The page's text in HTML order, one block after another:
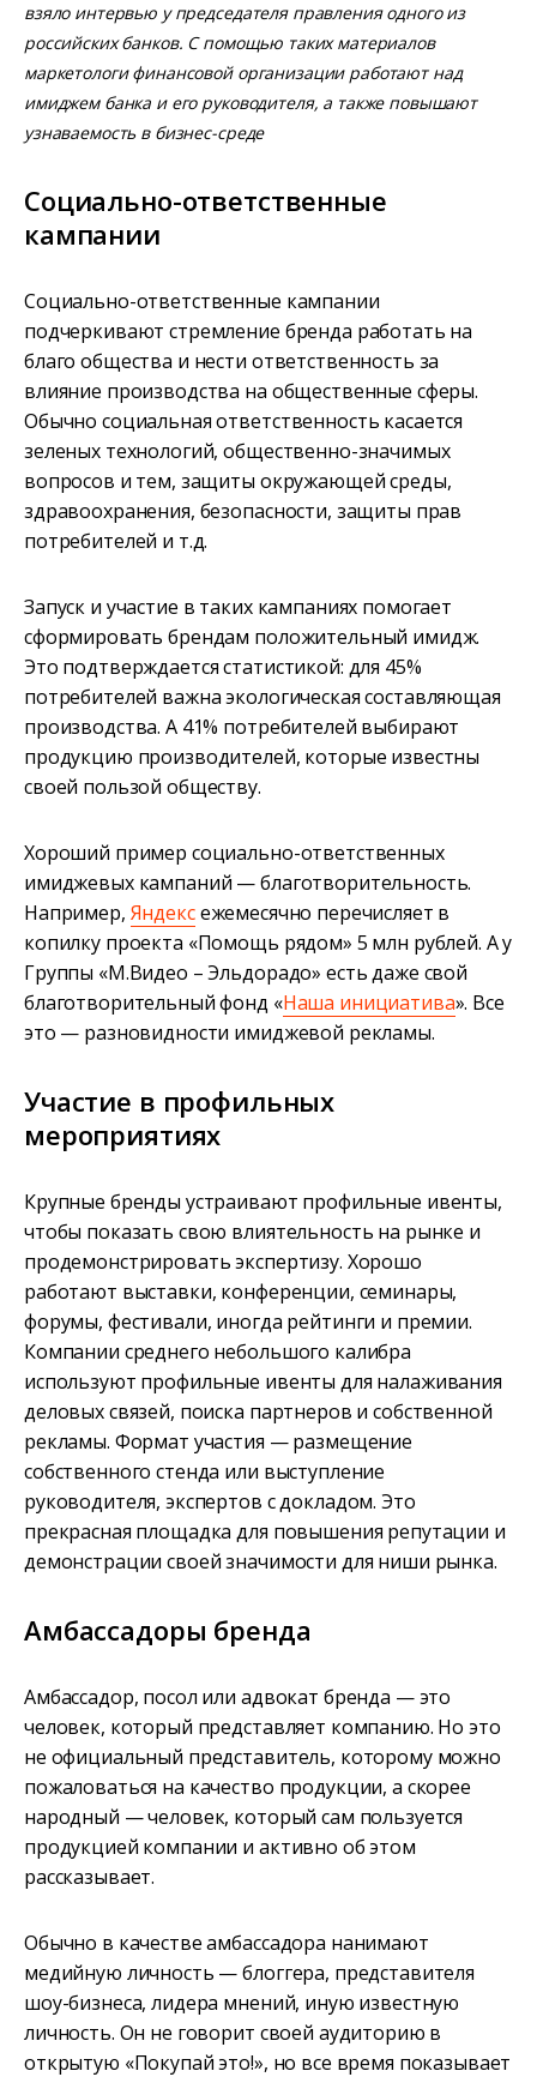
взяло интервью у председателя правления одного из
российских банков. С помощью таких материалов
маркетологи финансовой организации работают над
имиджем банка и его руководителя, а также повышают
узнаваемость в бизнес-среде
Социально-ответственные
кампании
Социально-ответственные кампании
подчеркивают стремление бренда работать на
благо общества и нести ответственность за
влияние производства на общественные сферы.
Обычно социальная ответственность касается
зеленых технологий, общественно-значимых
вопросов и тем, защиты окружающей среды,
здравоохранения, безопасности, защиты прав
потребителей и т.д.
Запуск и участие в таких кампаниях помогает
сформировать брендам положительный имидж.
Это подтверждается статистикой: для 45%
потребителей важна экологическая составляющая
производства. А 41% потребителей выбирают
продукцию производителей, которые известны
своей пользой обществу.
Хороший пример социально-ответственных
имиджевых кампаний — благотворительность.
Например, Яндексежемесячно перечисляет в
копилку проекта «Помощь рядом» 5 млн рублей. А у
Группы «М.Видео – Эльдорадо» есть даже свой
благотворительный фонд «Наша инициатива». Все
это — разновидности имиджевой рекламы.
Участие в профильных
мероприятиях
Крупные бренды устраивают профильные ивенты,
чтобы показать свою влиятельность на рынке и
продемонстрировать экспертизу. Хорошо
работают выставки, конференции, семинары,
форумы, фестивали, иногда рейтинги и премии.
Компании среднего небольшого калибра
используют профильные ивенты для налаживания
деловых связей, поиска партнеров и собственной
рекламы. Формат участия — размещение
собственного стенда или выступление
руководителя, экспертов с докладом. Это
прекрасная площадка для повышения репутации и
демонстрации своей значимости для ниши рынка.
Амбассадоры бренда
Амбассадор, посол или адвокат бренда — это
человек, который представляет компанию. Но это
не официальный представитель, которому можно
пожаловаться на качество продукции, а скорее
народный — человек, который сам пользуется
продукцией компании и активно об этом
рассказывает.
Обычно в качестве амбассадора нанимают
медийную личность — блоггера, представителя
шоу-бизнеса, лидера мнений, иную известную
личность. Он не говорит своей аудиторию в
открытую «Покупай это!», но все время показывает